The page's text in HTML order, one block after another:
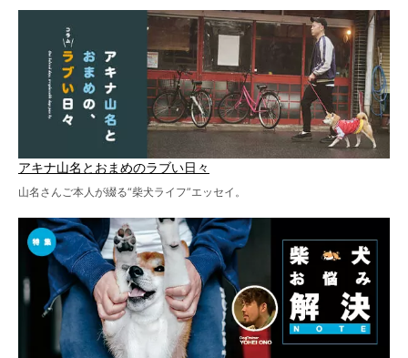
アキナ山名とおまめのラブい日々
山名さんご本人が綴る“柴犬ライフ”エッセイ。